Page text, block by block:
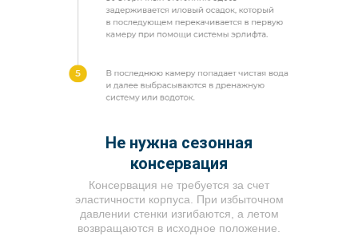
Не нужна сезонная
консервация
Консервация не требуется за счет
эластичности корпуса. При избыточном
давлении стенки изгибаются, а летом
возвращаются в исходное положение.